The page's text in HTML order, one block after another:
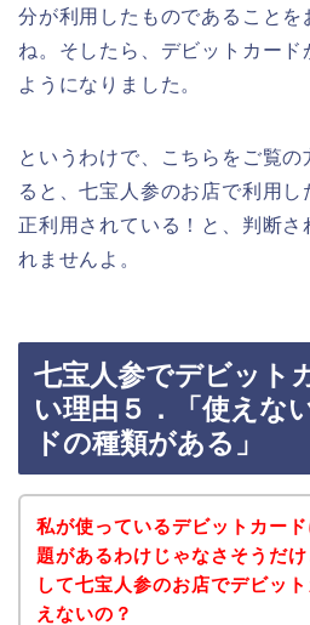
分が利用したものであることを
ね。そしたら、デビットカード
ようになりました。
というわけで、こちらをご覧
ると、七宝人参のお店で利用
正利用されている！と、判断さ
れませんよ。
七宝人参でデビット
い理由５．「使えな
ドの種類がある」
私が使っているデビットカー
題があるわけじゃなさそうだけ
して七宝人参のお店でデビッ
えないの？